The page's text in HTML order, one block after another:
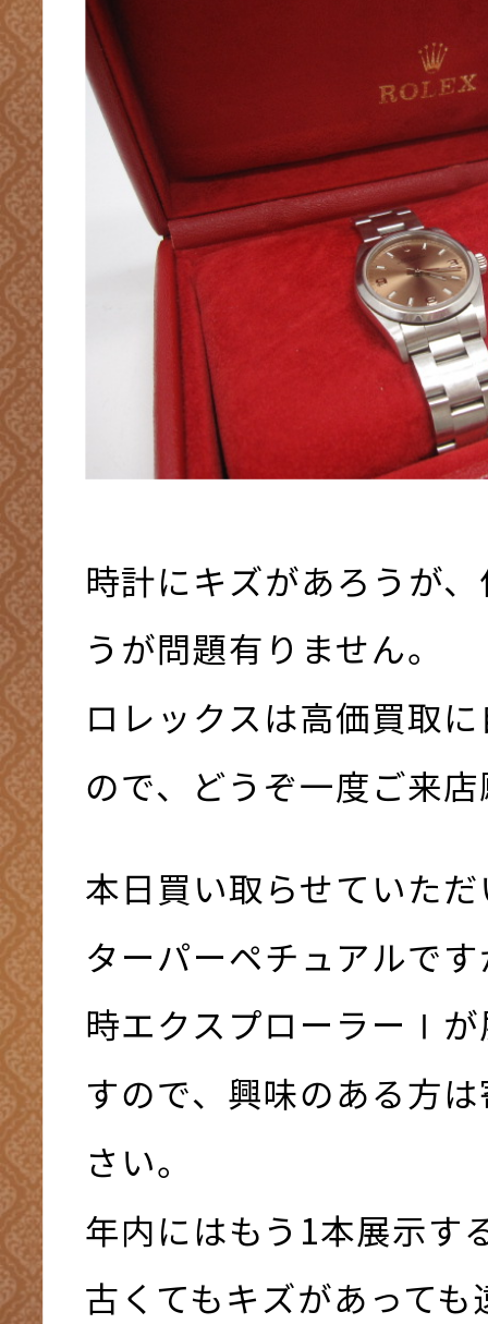
時計にキズがあろうが
うが問題有りません。
ロレックスは高価買取
ので、どうぞ一度ご来
本日買い取らせていた
ターパーペチュアルで
時エクスプローラーⅠが
すので、興味のある方
さい。
年内にはもう1本展示す
古くてもキズがあって